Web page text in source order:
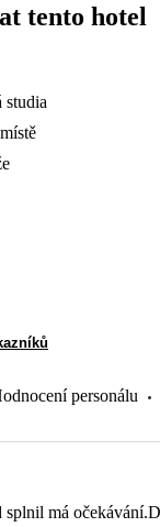
tento hotel
studia
personálu
má